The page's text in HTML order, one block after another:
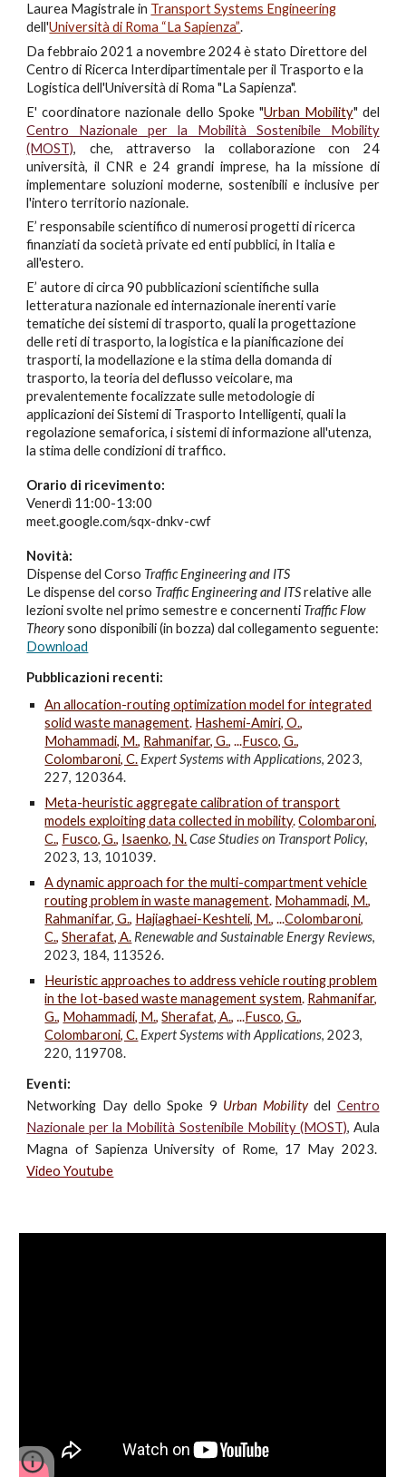
Laurea Magistrale in Transport Systems Engineering
dell'Università di Roma “La Sapienza”.
Da febbraio 2021 a novembre 2024 èstato Direttore del
Centro di Ricerca Interdipartimentale per il Trasporto e la
Logistica dell'Università di Roma "La Sapienza".
E' coordinatore nazionale dello Spoke "Urban Mobility" del
Centro Nazionale per la Mobilità Sostenibile Mobility
(MOST), che, attraverso la collaborazione con 24
università, il CNR e 24 grandi imprese, ha la missione di
implementare soluzioni moderne, sostenibili e inclusive per
l'intero territorio nazionale.
E’responsabilescientifico di numerosi progetti di ricerca
finanziati da società private ed enti pubblici, in Italia e
all'estero.
E’ autore di circa90 pubblicazioni scientifiche sulla
letteratura nazionale ed internazionale inerenti varie
tematiche dei sistemi di trasporto, quali la progettazione
delle reti di trasporto, la logistica e la pianificazione dei
trasporti, la modellazione e la stima della domanda di
trasporto, la teoria del deflusso veicolare, ma
prevalentemente focalizzate sulle metodologie di
applicazioni dei Sistemi di Trasporto Intelligenti, quali la
regolazione semaforica, i sistemi di informazione all'utenza,
la stima delle condizioni di traffico.
Orario di ricevimento:
Venerdì 11:00-13:00
meet.google.com/sqx-dnkv-cwf
Novità:
Dispense del Corso Traffic Engineering and ITS
Le dispense del corso Traffic Engineering and ITSrelative alle
lezioni svolte nel primo semestre e concernenti Traffic Flow
Theorysono disponibili (in bozza) dal collegamento seguente:
Download
Pubblicazioni recenti:
An allocation-routing optimization model for integrated
solid waste management. Hashemi-Amiri, O.,
Mohammadi, M., Rahmanifar, G., ...Fusco, G.,
Colombaroni, C. Expert Systems with Applications, 2023,
227, 120364.
Meta-heuristic aggregate calibration of transport
models exploiting data collected in mobility.Colombaroni,
C., Fusco, G., Isaenko, N. Case Studies on Transport Policy,
2023, 13, 101039.
A dynamic approach for the multi-compartment vehicle
routing problem in waste management. Mohammadi, M.,
Rahmanifar, G., Hajiaghaei-Keshteli, M., ...Colombaroni,
C.,Sherafat, A. Renewable and Sustainable Energy Reviews,
2023, 184, 113526.
Heuristic approaches to address vehicle routing problem
in the Iot-based waste management system. Rahmanifar,
G., Mohammadi, M.,Sherafat, A., ...Fusco, G.,
Colombaroni, C. Expert Systems with Applications, 2023,
220, 119708.
Eventi:
Networking Day dello Spoke 9 Urban Mobility del Centro
Nazionale per la Mobilità Sostenibile Mobility (MOST), Aula
Magna of Sapienza University of Rome, 17 May 2023.
Video Youtube